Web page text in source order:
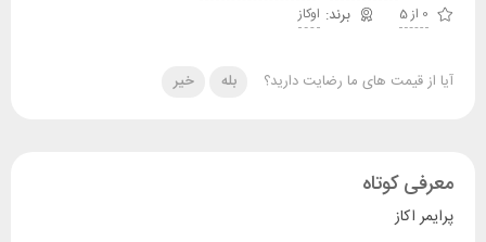
0 از 5
اوکاز
آیا از قیمت های ما رضایت دارید؟ بله خیر
معرفی کوتاه
پرایمر اکاز